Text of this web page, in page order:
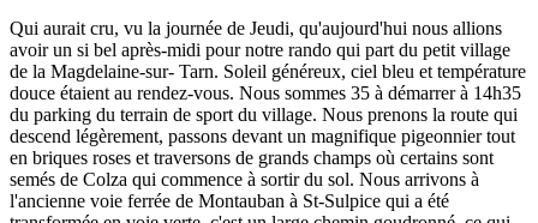
Qui aurait cru, vu la journée de Jeudi, qu'aujourd'hui nous allions
avoir un si bel après-midi pour notre rando qui part du petit village
de la Magdelaine-sur- Tarn. Soleil généreux, ciel bleu et température
douce étaient au rendez-vous. Nous sommes 35 à démarrer à 14h35
du parking du terrain de sport du village. Nous prenons la route qui
descend légèrement, passons devant un magnifique pigeonnier tout
en briques roses et traversons de grands champs où certains sont
semés de Colza qui commence à sortir du sol. Nous arrivons à
l'ancienne voie ferrée de Montauban à St-Sulpice qui a été